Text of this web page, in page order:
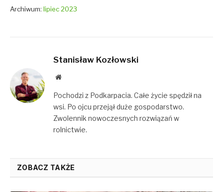
Archiwum: lipiec 2023
Stanisław Kozłowski
Website
Pochodzi z Podkarpacia. Całe życie spędził na
wsi. Po ojcu przejął duże gospodarstwo.
Zwolennik nowoczesnych rozwiązań w
rolnictwie.
ZOBACZ TAKŻE